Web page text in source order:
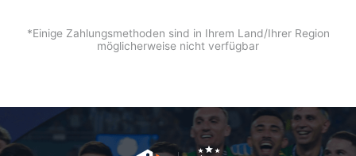
*Einige Zahlungsmethoden sind in Ihrem Land/Ihrer Region
möglicherweise nicht verfügbar